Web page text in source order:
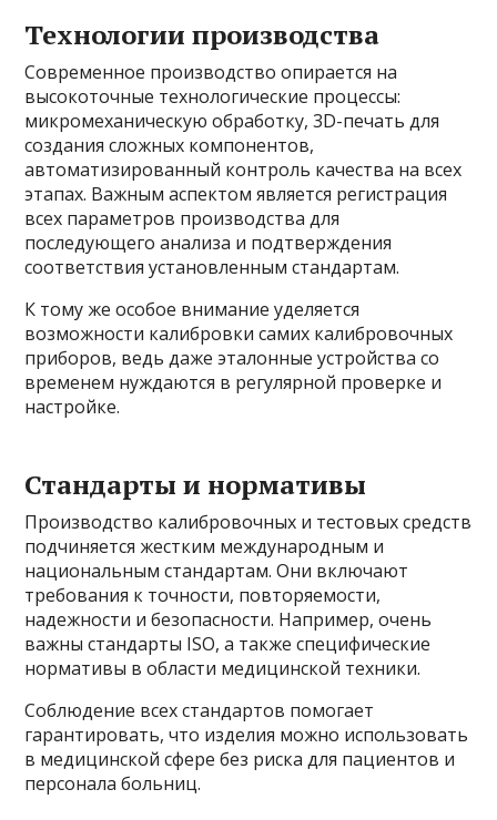
Технологии производства
Современное производство опирается на
высокоточные технологические процессы:
микромеханическую обработку, 3D-печать для
создания сложных компонентов,
автоматизированный контроль качества на всех
этапах. Важным аспектом является регистрация
всех параметров производства для
последующего анализа и подтверждения
соответствия установленным стандартам.
К тому же особое внимание уделяется
возможности калибровки самих калибровочных
приборов, ведь даже эталонные устройства со
временем нуждаются в регулярной проверке и
настройке.
Стандарты и нормативы
Производство калибровочных и тестовых средств
подчиняется жестким международным и
национальным стандартам. Они включают
требования к точности, повторяемости,
надежности и безопасности. Например, очень
важны стандарты ISO, а также специфические
нормативы в области медицинской техники.
Соблюдение всех стандартов помогает
гарантировать, что изделия можно использовать
в медицинской сфере без риска для пациентов и
персонала больниц.